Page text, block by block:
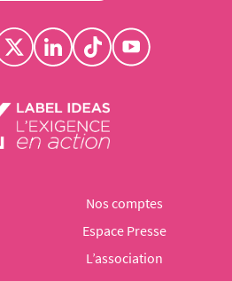
Nos comptes
Espace Presse
L’association